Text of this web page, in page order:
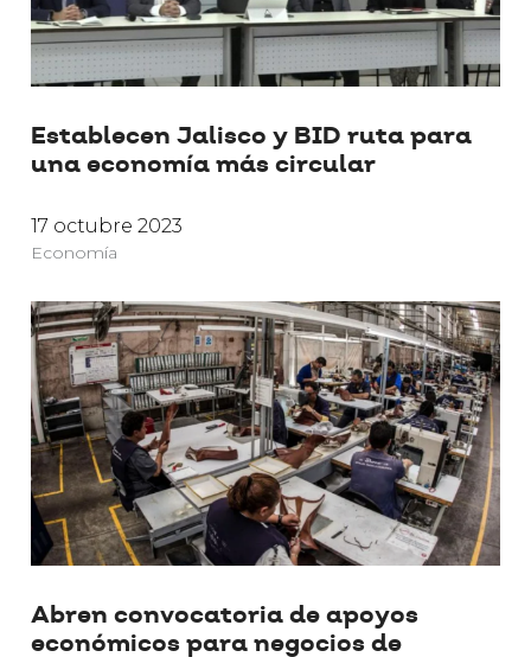
Establecen Jalisco y BID ruta para
una economía más circular
17 octubre 2023
Economía
Abren convocatoria de apoyos
económicos para negocios de